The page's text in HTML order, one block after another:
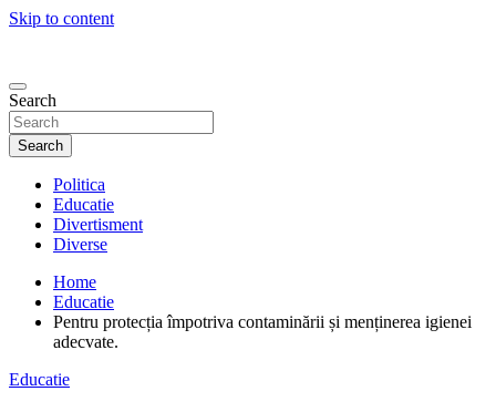
Skip to content
Search
Search
Politica
Educatie
Divertisment
Diverse
Home
Educatie
Pentru protecția împotriva contaminării și menținerea igienei
adecvate.
Educatie